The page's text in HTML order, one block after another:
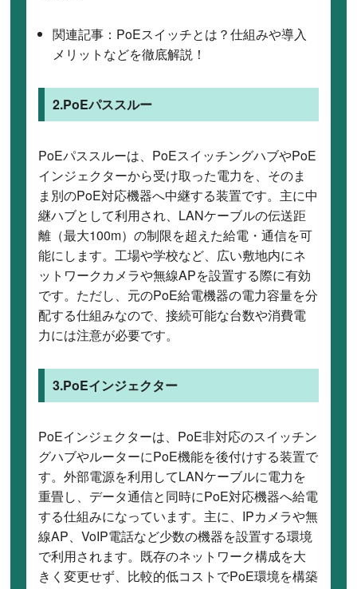
関連記事： PoEスイッチとは？仕組みや導入
メリットなどを徹底解説！
2.PoEパススルー
PoEパススルーは、PoEスイッチングハブやPoE
インジェクターから受け取った電力を、そのま
ま別のPoE対応機器へ中継する装置です。主に中
継ハブとして利用され、LANケーブルの伝送距
離（最大100m）の制限を超えた給電・通信を可
能にします。工場や学校など、広い敷地内にネ
ットワークカメラや無線APを設置する際に有効
です。ただし、元のPoE給電機器の電力容量を分
配する仕組みなので、接続可能な台数や消費電
力には注意が必要です。
3.PoEインジェクター
PoEインジェクターは、PoE非対応のスイッチン
グハブやルーターにPoE機能を後付けする装置で
す。外部電源を利用してLANケーブルに電力を
重畳し、データ通信と同時にPoE対応機器へ給電
する仕組みになっています。主に、IPカメラや無
線AP、VoIP電話など少数の機器を設置する環境
で利用されます。既存のネットワーク構成を大
きく変更せず、比較的低コストでPoE環境を構築